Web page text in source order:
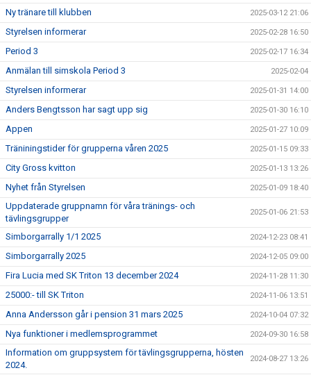
Ny tränare till klubben 2025-03-12 21:06
Styrelsen informerar 2025-02-28 16:50
Period 3 2025-02-17 16:34
Anmälan till simskola Period 3 2025-02-04
Styrelsen informerar 2025-01-31 14:00
Anders Bengtsson har sagt upp sig 2025-01-30 16:10
Appen 2025-01-27 10:09
Träniningstider för grupperna våren 2025 2025-01-15 09:33
City Gross kvitton 2025-01-13 13:26
Nyhet från Styrelsen 2025-01-09 18:40
Uppdaterade gruppnamn för våra tränings- och
tävlingsgrupper
2025-01-06 21:53
Simborgarrally 1/1 2025 2024-12-23 08:41
Simborgarrally 2025 2024-12-05 09:00
Fira Lucia med SK Triton 13 december 2024 2024-11-28 11:30
25000:- till SK Triton 2024-11-06 13:51
Anna Andersson går i pension 31 mars 2025 2024-10-04 07:32
Nya funktioner i medlemsprogrammet 2024-09-30 16:58
Information om gruppsystem för tävlingsgrupperna, hösten
2024.
2024-08-27 13:26